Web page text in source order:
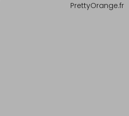
PrettyOrange.fr